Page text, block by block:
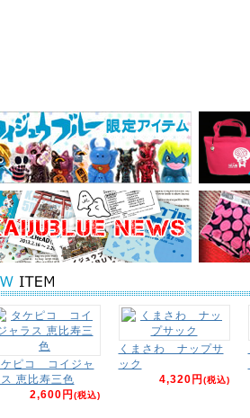
ピコ コイジャ
恵比寿三色
2,600円(税込)
くまさわ ナップサ
ック
4,320円(税込)